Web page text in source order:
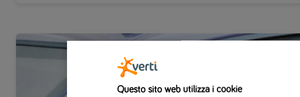
Questo sito web utilizza i cookie